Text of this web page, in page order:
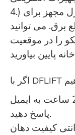
4.) مجهز برای
می توانید
را در موقعیت
ما اطمینان می دهیم در عرض 24 ساعت به ایمیل
پاسخ دهید.
اطمینان می دهیم 12 گارانتی کیفیت دهان